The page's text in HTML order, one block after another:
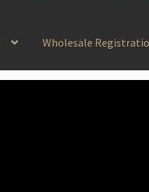
Wholesale